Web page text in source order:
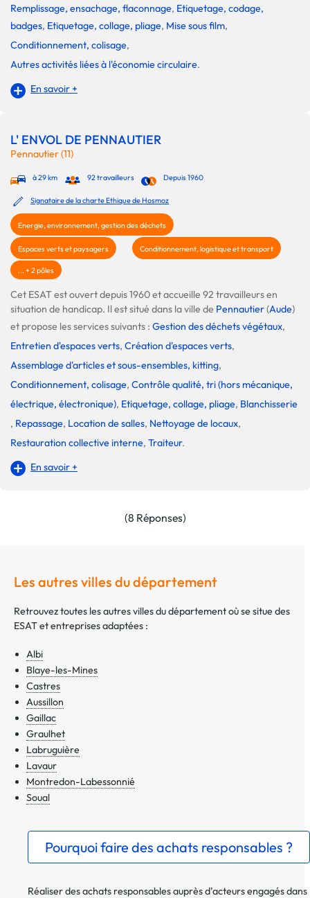
Remplissage, ensachage, flaconnage, Etiquetage, codage,
badges, Etiquetage, collage, pliage, Mise sous film,
Conditionnement, colisage,
Autres activités liées à l'économie circulaire.
En savoir +
L' ENVOL DE PENNAUTIER
Pennautier (11)
à 29 km 92 travailleurs Depuis 1960
Signataire de la charte Ethique de Hosmoz
Energie, environnement, gestion des déchets
Espaces verts et paysagers Conditionnement, logistique et transport
... + 2 pôles
Cet ESAT est ouvert depuis 1960 et accueille 92 travailleurs en
situation de handicap. Il est situé dans la ville de Pennautier(Aude)
et propose les services suivants : Gestion des déchets végétaux,
Entretien d'espaces verts, Création d'espaces verts,
Assemblage d'articles et sous-ensembles, kitting,
Conditionnement, colisage, Contrôle qualité, tri (hors mécanique,
électrique, électronique), Etiquetage, collage, pliage, Blanchisserie
, Repassage, Location de salles, Nettoyage de locaux,
Restauration collective interne, Traiteur.
En savoir +
(8 Réponses)
Les autres villes du département
Retrouvez toutes les autres villes du département où se situe des
ESAT et entreprises adaptées :
Albi
Blaye-les-Mines
Castres
Aussillon
Gaillac
Graulhet
Labruguière
Lavaur
Montredon-Labessonnié
Soual
Pourquoi faire des achats responsables ?
Réaliser des achats responsables auprès d’acteurs engagés dans